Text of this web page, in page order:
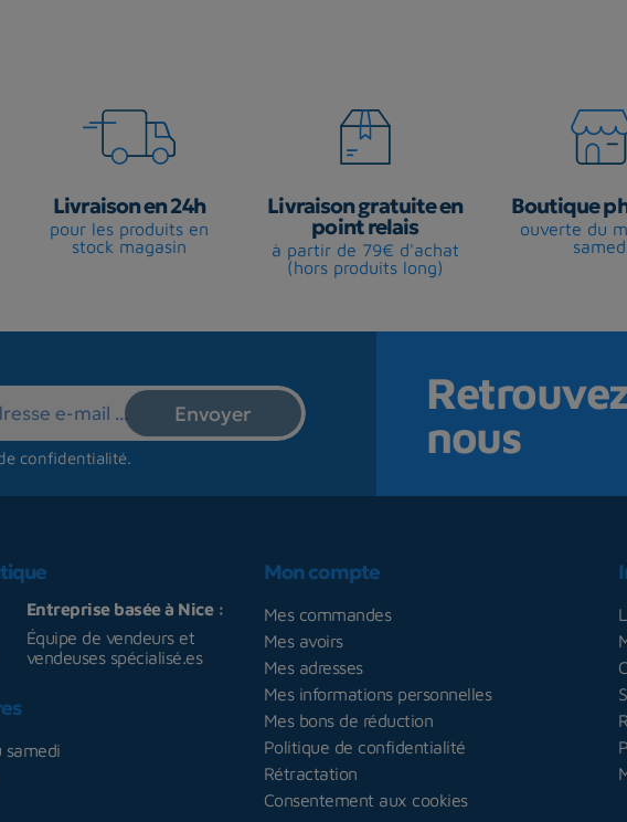
Livraison en 24h
pour les produits en
stock magasin
Livraison gratuite en
point relais
à partir de 79€ d'achat
(hors produits long)
Boutique
ouverte du
confidentialité.
nous
Entreprise basée à Nice :
Équipe de vendeurs et
vendeuses spécialisé.es
samedi
Mon compte
Mes commandes
Mes avoirs
Mes adresses
Mes informations personnelles
Mes bons de réduction
Politique de confidentialité
Rétractation
Consentement aux cookies